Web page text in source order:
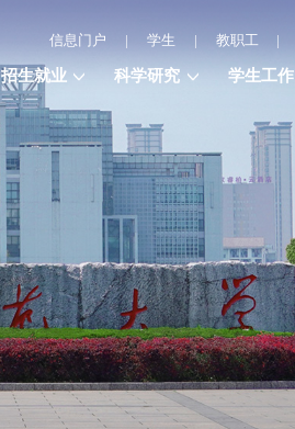
信息门户 | 学生 | 教职工 |
招生就业 科学研究 学生工作